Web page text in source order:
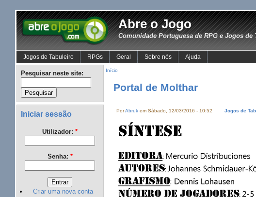
Abre o Jogo
Comunidade Portuguesa de RPG e Jogos de
Jogos de Tabuleiro RPGs Geral Sobre nós Ajuda
Pesquisar neste site:
Iniciar sessão
Utilizador:*
Senha: *
Criar uma nova conta
Início
Portal de Molthar
PorAbruk em Sábado, 12/03/2016 - 10:52 Jogos de